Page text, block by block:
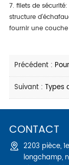
7. filets de sécurité: ceux-ci peuvent être installés autour de la
structure
fournir une
Précédent :
Suivant : Types
CONTACT
2203 pièce,
longchamp,